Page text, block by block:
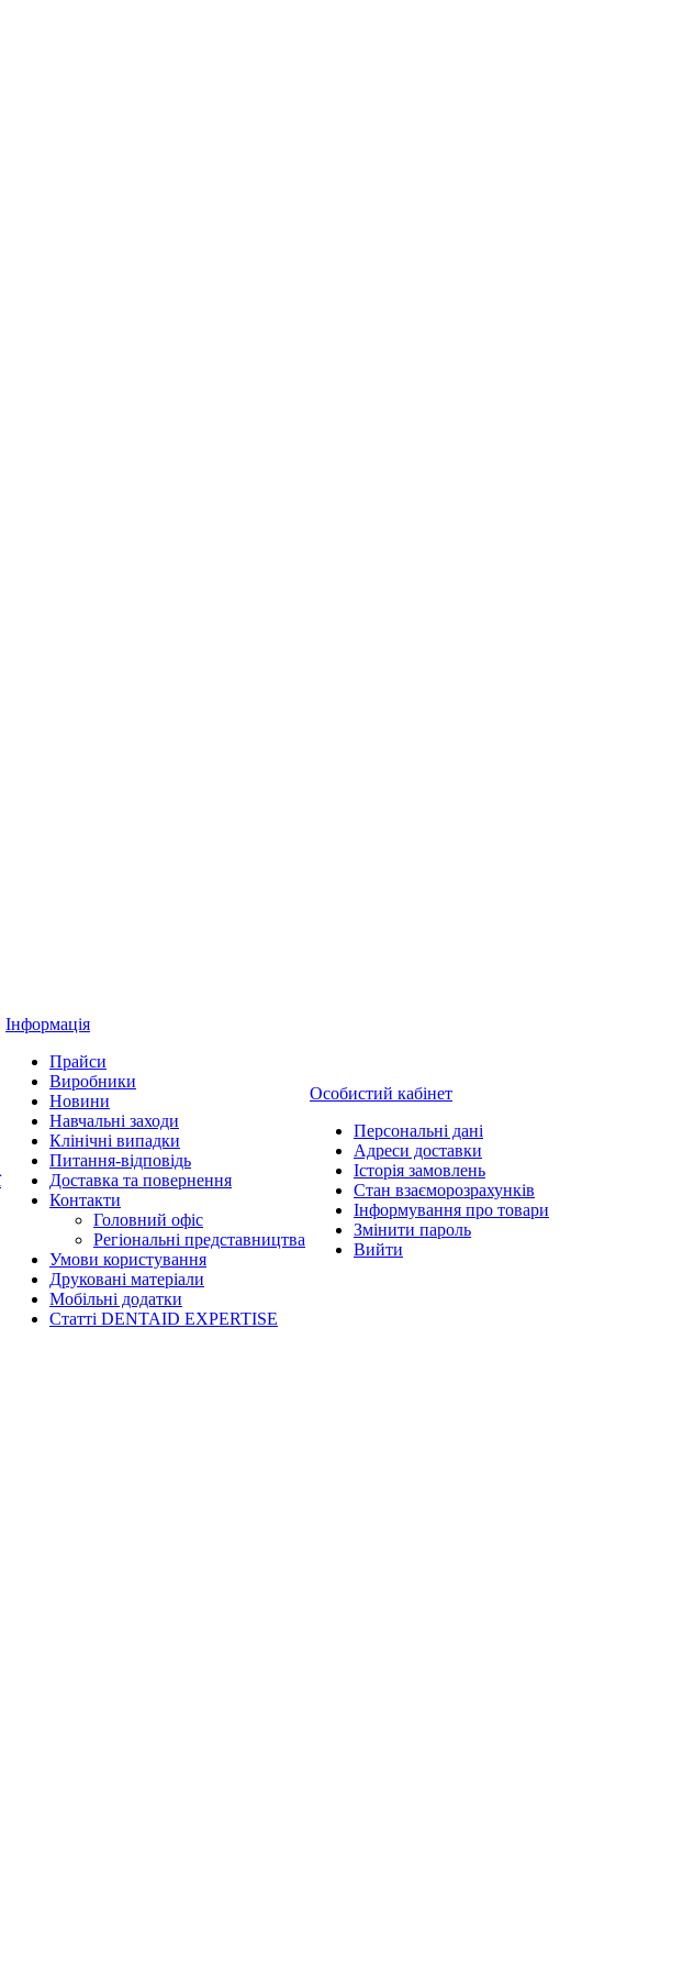
Інформація
Прайси
Виробники
Новини
Навчальні заходи
Клінічні випадки
Питання-відповідь
Доставка та повернення
Контакти
Головний офіс
Регіональні представництва
Умови користування
Друковані матеріали
Мобільні додатки
Статті DENTAID EXPERTISE
Особистий кабінет
Персональні дані
Адреси доставки
Історія замовлень
Стан взаєморозрахунків
Інформування про товари
Змінити пароль
Вийти